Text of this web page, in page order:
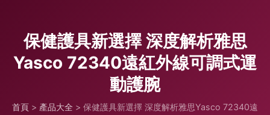
保健護具新選擇 深度解析雅思
Yasco 72340遠紅外線可調式運
動護腕
首頁 > 產品大全 > 保健護具新選擇 深度解析雅思Yasco 72340遠